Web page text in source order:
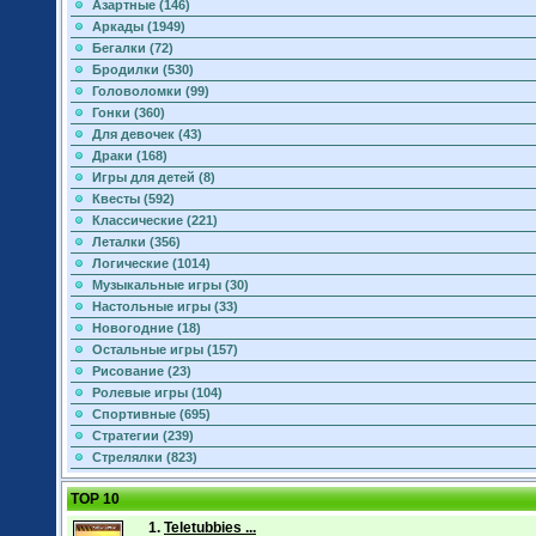
Азартные (146)
Аркады (1949)
Бегалки (72)
Бродилки (530)
Головоломки (99)
Гонки (360)
Для девочек (43)
Драки (168)
Игры для детей (8)
Квесты (592)
Классические (221)
Леталки (356)
Логические (1014)
Музыкальные игры (30)
Настольные игры (33)
Новогодние (18)
Остальные игры (157)
Рисование (23)
Ролевые игры (104)
Спортивные (695)
Стратегии (239)
Стрелялки (823)
TOP 10
1. Teletubbies ...